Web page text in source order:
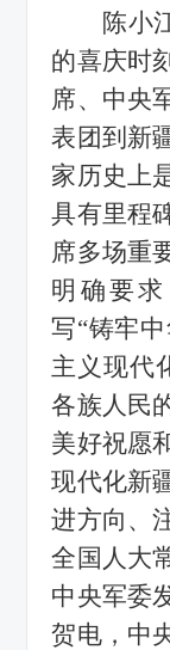
陈小
的喜庆时
席、中央
表团到新
家历史上
具有里程
席多场重
明确要
写“铸牢
主义现代
各族人民
美好祝愿
现代化新
进方向、
全国人大
中央军委
贺电，中